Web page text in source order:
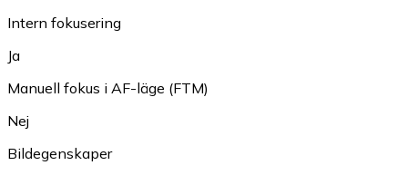
Intern fokusering
Ja
Manuell fokus i AF-läge (FTM)
Nej
Bildegenskaper